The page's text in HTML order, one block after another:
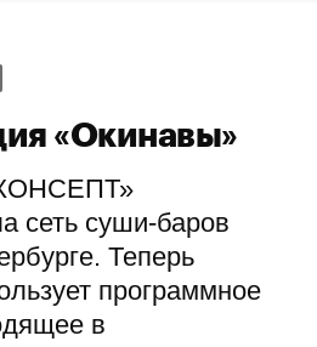
«Окинавы»
сеть суши-баров
Теперь
программное
в